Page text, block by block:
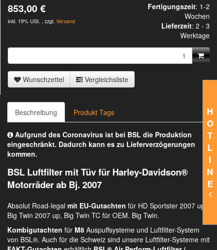
H
O
T
L
I
N
E
853,00 €
inkl. 19% USt. , zzgl. Versand
Fertigungszeit: 1-2
Wochen
Lieferzeit: 2 - 3
Werktage
Wunschzettel Vergleichsliste
Beschreibung Produkt Tags
Aufgrund des Coronavirus ist bei BSL die Produktion
eingeschränkt. Dadurch kann es zu Lieferverzögerungen
kommen.
BSL Luftfilter mit Tüv für Harley-Davidson®
Motorräder ab Bj. 2007
Absolut Road-legal mit EU-Gutachten für HD Sportster 2007 up,
Big Twin 2007 up, Big Twin TC für OEM. Big Twin.
Kombigutachten für M8 Auspuffsysteme und Luftfilter-System
von BSL®. Auch für die Schweiz sind unsere Luftfilter-Systeme mit